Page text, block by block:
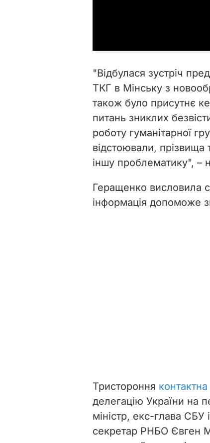
"Відбулася зустріч
ТКГ в Мінську з
також було присутнє
питань зниклих
роботу гуманітарної
відстоювали, прізвища
іншу проблематику", –
Геращенко висловила
інформація допоможе
Тристороння
делегацію України на
міністр, екс-глава СБУ
секретар РНБО Євген